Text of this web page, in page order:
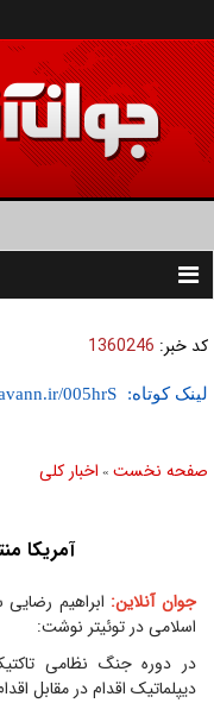
Toggle
کد خبر: 1360246
لینک کوتاه:
صفحه نخست » اخبار كلی
آمریکا منتظر
جوان آنلاین: ابراهیم
اسلامی در توئیتر نوشت:
در دوره جنگ نظامی
دیپلماتیک اقدام در مقابل